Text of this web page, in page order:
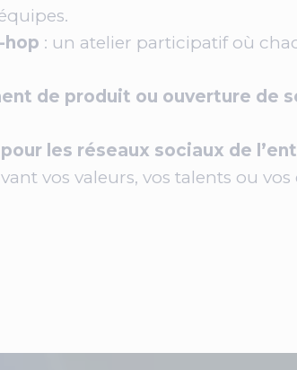
hop : un atelier participatif où
de produit ou ouverture de
les réseaux sociaux de
vos valeurs, vos talents ou